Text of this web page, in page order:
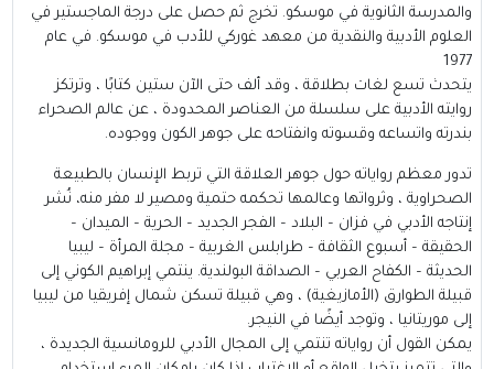
والمدرسة الثانوية في موسكو. تخرج ثم حصل على درجة الماجستير في
العلوم الأدبية والنقدية من معهد غوركي للأدب في موسكو. في عام
1977
يتحدث تسع لغات بطلاقة ، وقد ألف حتى الآن ستين كتابًا ، وترتكز
روايته الأدبية على سلسلة من العناصر المحدودة ، عن عالم الصحراء
بندرته واتساعه وقسوته وانفتاحه على جوهر الكون ووجوده.
تدور معظم رواياته حول جوهر العلاقة التي تربط الإنسان بالطبيعة
الصحراوية ، وثرواتها وعالمها تحكمه حتمية ومصير لا مفر منه، نُشر
إنتاجه الأدبي في فزان – البلاد – الفجر الجديد – الحرية – الميدان –
الحقيقة – أسبوع الثقافة – طرابلس الغربية – مجلة المرأة – ليبيا
الحديثة – الكفاح العربي – الصداقة البولندية. ينتمي إبراهيم الكوني إلى
قبيلة الطوارق (الأمازيغية) ، وهي قبيلة تسكن شمال إفريقيا من ليبيا
إلى موريتانيا ، وتوجد أيضًا في النيجر.
يمكن القول أن رواياته تنتمي إلى المجال الأدبي للرومانسية الجديدة ،